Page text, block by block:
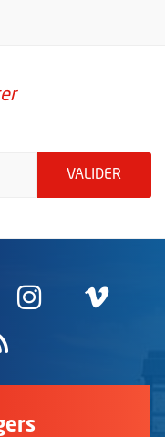
VALIDER
fenêtre
nouvelle
une
Instagram
, Ouvre
,
une
Flux RSS